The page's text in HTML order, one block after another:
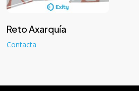
Leer más
Reto Axarquía
Contacta